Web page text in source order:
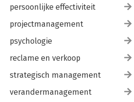
persoonlijke effectiviteit
projectmanagement
psychologie
reclame en verkoop
strategisch management
verandermanagement